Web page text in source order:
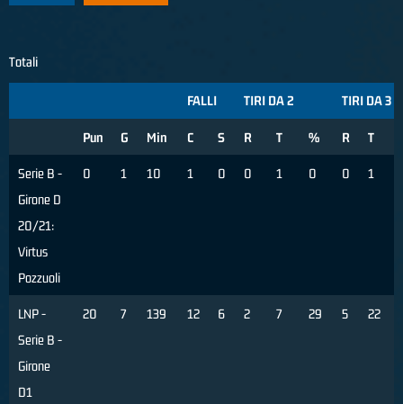
Totali
FALLI TIRI DA 2 TIRI DA 3
Pun G Min C S R T % R T
Serie B -
Girone D
20/21:
Virtus
Pozzuoli
0 1 10 1 0 0 1 0 0 1
LNP -
Serie B -
Girone
D1
20 7 139 12 6 2 7 29 5 22